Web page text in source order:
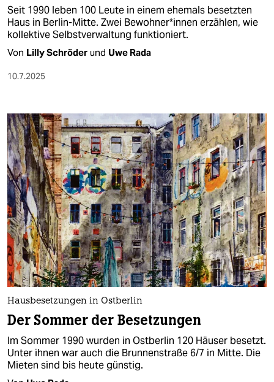
Seit 1990 leben 100 Leute in einem ehemals besetzten
Haus in Berlin-Mitte. Zwei ­Be­woh­ne­r*in­nen erzählen, wie
kollektive Selbstverwaltung funktioniert.
Von Lilly Schröder und Uwe Rada
10.7.2025
Hausbesetzungen in Ostberlin
Der Sommer der Besetzungen
Im Sommer 1990 wurden in Ostberlin 120 Häuser besetzt.
Unter ihnen war auch die Brunnenstraße 6/7 in Mitte. Die
Mieten sind bis heute günstig.